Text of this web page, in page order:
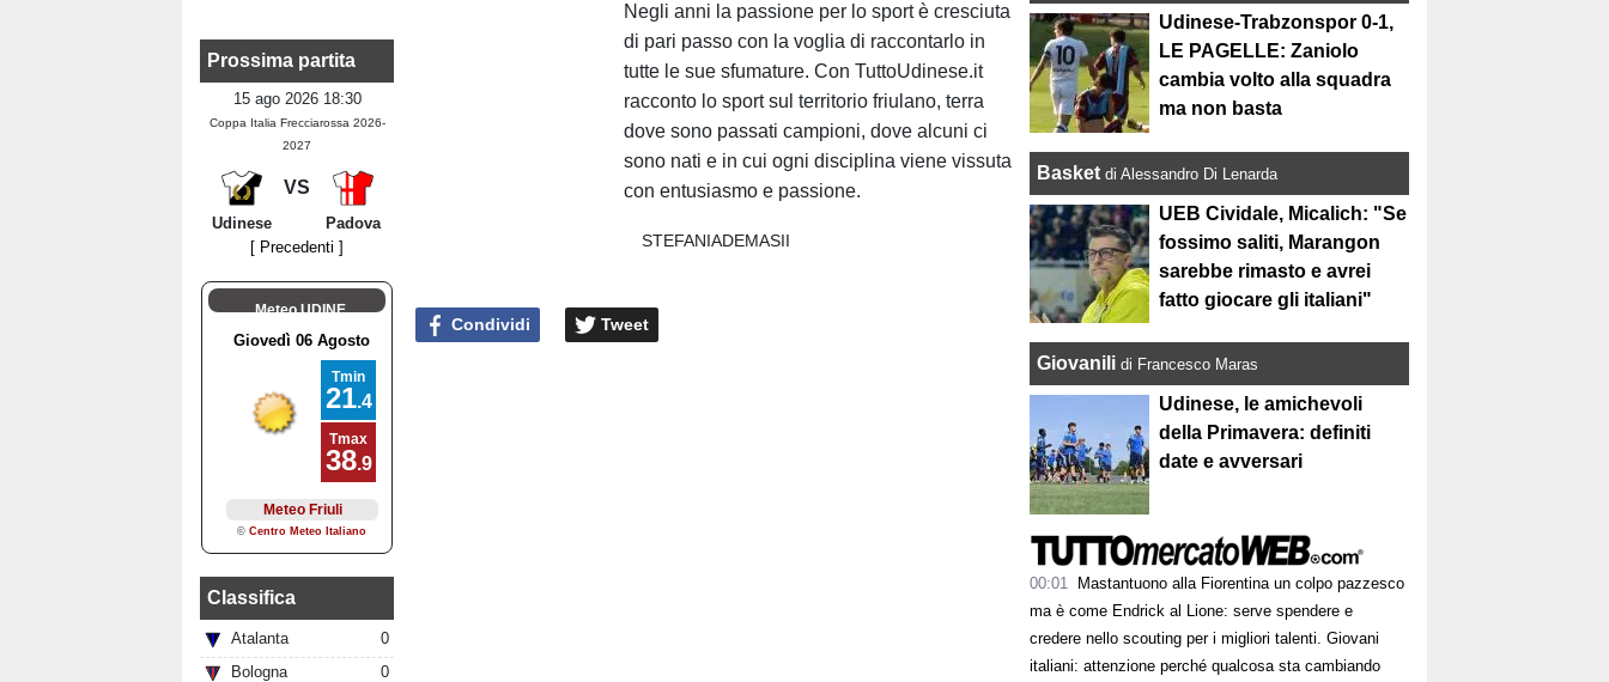
Prossima partita
15 ago 2026 18:30
Coppa Italia Frecciarossa 2026-
2027
VS
Udinese
Padova
[ Precedenti ]
Meteo UDINE
Classifica
Atalanta
0
Bologna
0
Negli anni la passione per lo sport è cresciuta
di pari passo con la voglia di raccontarlo in
tutte le sue sfumature. Con TuttoUdinese.it
racconto lo sport sul territorio friulano, terra
dove sono passati campioni, dove alcuni ci
sono nati e in cui ogni disciplina viene vissuta
con entusiasmo e passione.
STEFANIADEMASII
Condividi Tweet
Udinese-Trabzonspor 0-1,
LE PAGELLE: Zaniolo
cambia volto alla squadra
ma non basta
Basket di Alessandro Di Lenarda
UEB Cividale, Micalich: "Se
fossimo saliti, Marangon
sarebbe rimasto e avrei
fatto giocare gli italiani"
Giovanili di Francesco Maras
Udinese, le amichevoli
della Primavera: definiti
date e avversari
00:01
Mastantuono alla Fiorentina un colpo pazzesco
ma è come Endrick al Lione: serve spendere e
credere nello scouting per i migliori talenti. Giovani
italiani: attenzione perché qualcosa sta cambiando